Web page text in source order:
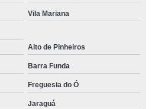
Vila Mariana
Alto de Pinheiros
Barra Funda
Freguesia do Ó
Jaraguá